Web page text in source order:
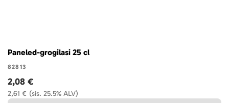
Paneled-grogilasi 25 cl
82813
(sis. 25.5% ALV)
2,61 €
2,08 €